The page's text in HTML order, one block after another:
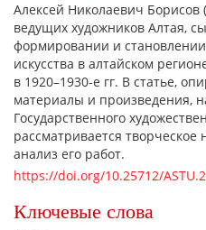
Ключевые слова
Алексей Николаевич Борисов
ведущих художников Алтая,
формировании и
искусства в алтайском
в 1920–1930-е гг. В статье,
материалы и произведения,
Государственного
рассматривается творческое
анализ его работ.
https://doi.org/10.25712/